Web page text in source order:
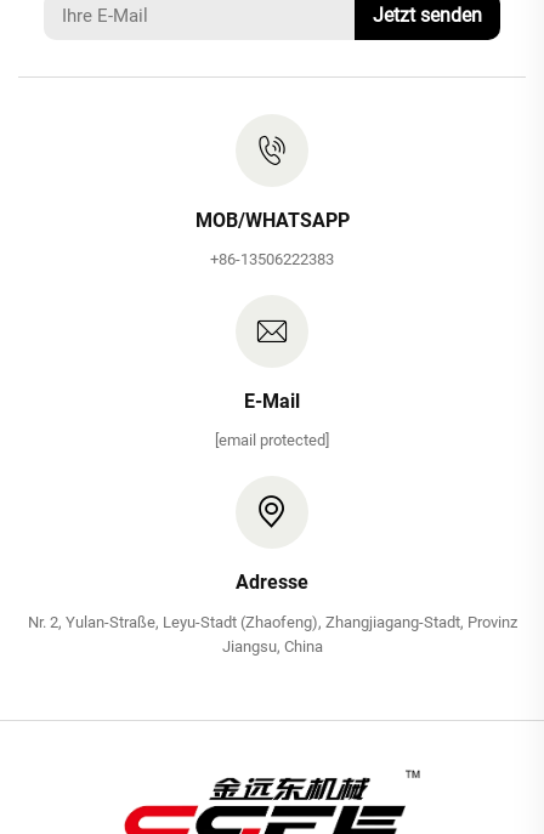
Jetzt senden
MOB/WHATSAPP
+86-13506222383
E-Mail
[email protected]
Adresse
Nr. 2, Yulan-Straße, Leyu-Stadt (Zhaofeng), Zhangjiagang-Stadt, Provinz
Jiangsu, China